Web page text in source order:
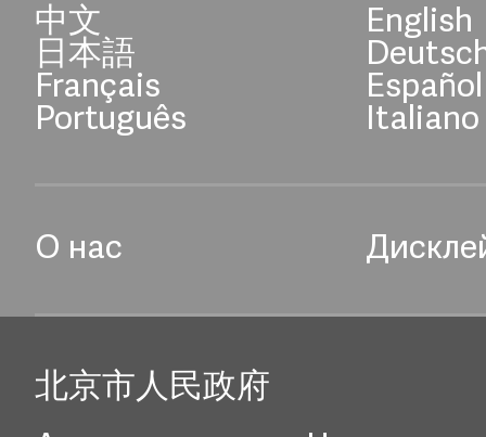
中文 English
日本語
Français Español
Português Italiano
О нас
北京市人民政府